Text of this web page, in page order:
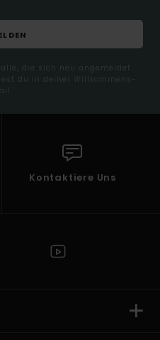
die sich neu angemeldet
du in deiner Willkommens-
Kontaktiere Uns